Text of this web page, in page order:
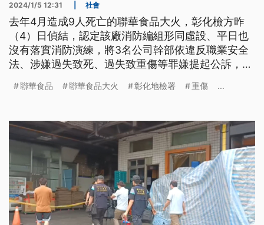
2024/1/5 12:31 社會
去年4月造成9人死亡的聯華食品大火，彰化檢方昨
（4）日偵結，認定該廠消防編組形同虛設、平日也
沒有落實消防演練，將3名公司幹部依違反職業安全
法、涉嫌過失致死、過失致重傷等罪嫌提起公訴，聯
聯華食品 聯華食品大火 彰化地檢署 重傷 ...